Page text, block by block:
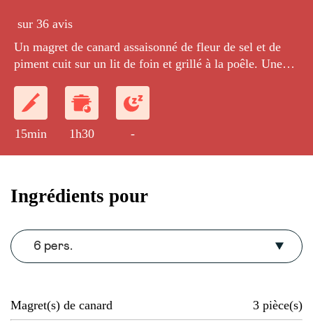
sur 36 avis
Un magret de canard assaisonné de fleur de sel et de
piment cuit sur un lit de foin et grillé à la poêle. Une
vinaigre de Xérès accompagne la dégustation.
15min 1h30 -
Ingrédients pour
6 pers.
Magret(s) de canard 3 pièce(s)